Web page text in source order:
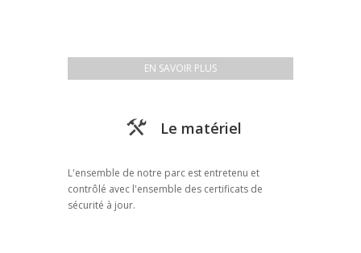
EN SAVOIR PLUS
Le matériel
L'ensemble de notre parc est entretenu et
contrôlé avec l'ensemble des certificats de
sécurité à jour.